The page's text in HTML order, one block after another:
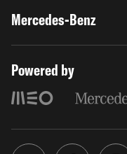
Mercedes-Benz
Powered by